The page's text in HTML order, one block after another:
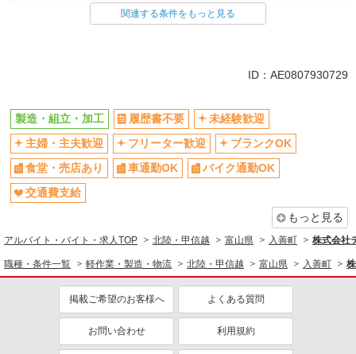
関連する条件をもっと見る
ID：AE0807930729
製造・組立・加工 履歴書不要
未経験歓迎
主婦・主夫歓迎
フリーター歓迎
ブランクOK
食堂・売店あり
車通勤OK
バイク通勤OK
交通費支給
もっと見る
アルバイト・バイト・求人TOP 北陸・甲信越 富山県 入善町 株式会社
職種・条件一覧 軽作業・製造・物流 北陸・甲信越 富山県 入善町
掲載ご希望のお客様へ よくある質問
お問い合わせ 利用規約